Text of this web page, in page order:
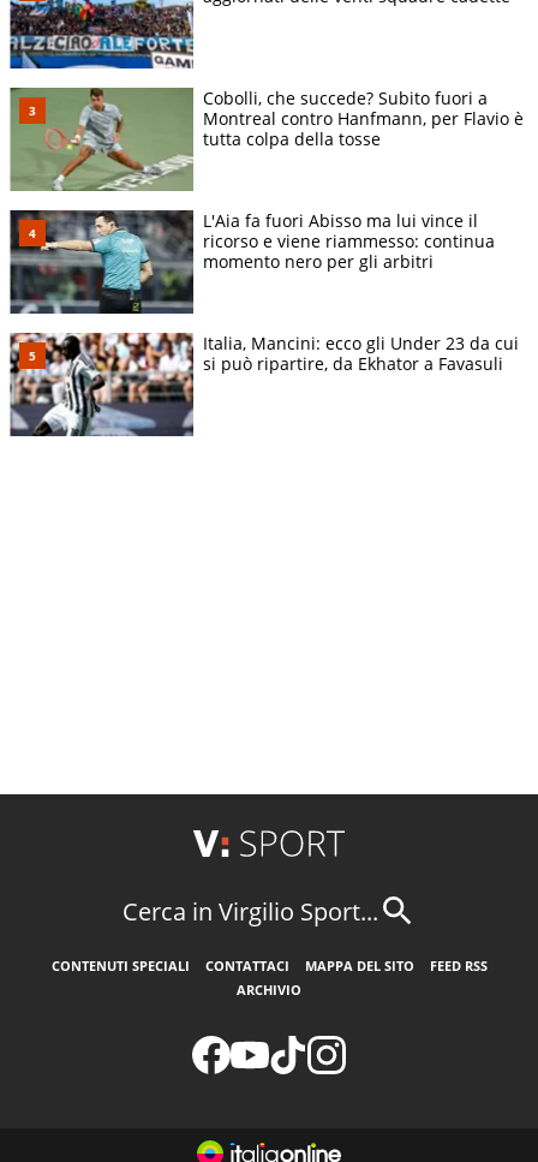
Cobolli, che succede? Subito fuori a
Montreal contro Hanfmann, per Flavio è
tutta colpa della tosse
L'Aia fa fuori Abisso ma lui vince il
ricorso e viene riammesso: continua
momento nero per gli arbitri
Italia, Mancini: ecco gli Under 23 da cui
si può ripartire, da Ekhator a Favasuli
Cerca in Virgilio Sport...
CONTENUTI SPECIALI CONTATTACI MAPPA DEL SITO
FEED RSS
ARCHIVIO